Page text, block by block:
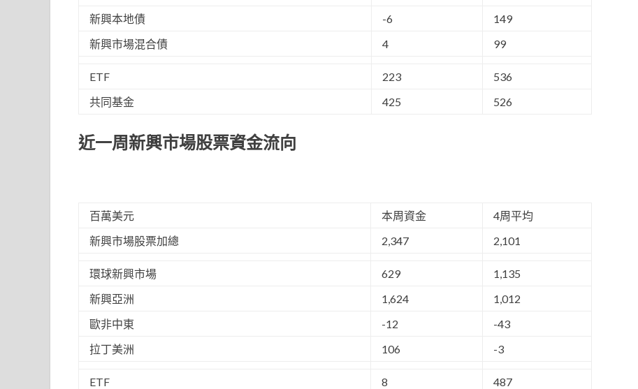
新興本地債
-6
149
新興市場混合債
4 99
ETF 223
536
共同基金
425 526
近一周新興市場股票資金流向
百萬美元 本周資金
4周平均
新興市場股票加總
2,347 2,101
環球新興市場 629
1,135
新興亞洲
1,624
1,012
歐非中東
-12
-43
拉丁美洲
106 -3
ETF 8
487